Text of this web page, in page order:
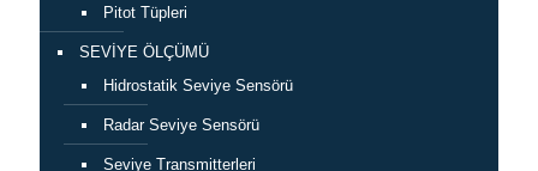
Pitot Tüpleri
SEVİYE ÖLÇÜMÜ
Hidrostatik Seviye Sensörü
Radar Seviye Sensörü
Seviye Transmitterleri